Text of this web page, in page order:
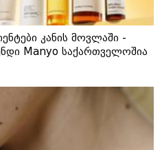
კანის მოვლაში -
Manyo საქართველოშია